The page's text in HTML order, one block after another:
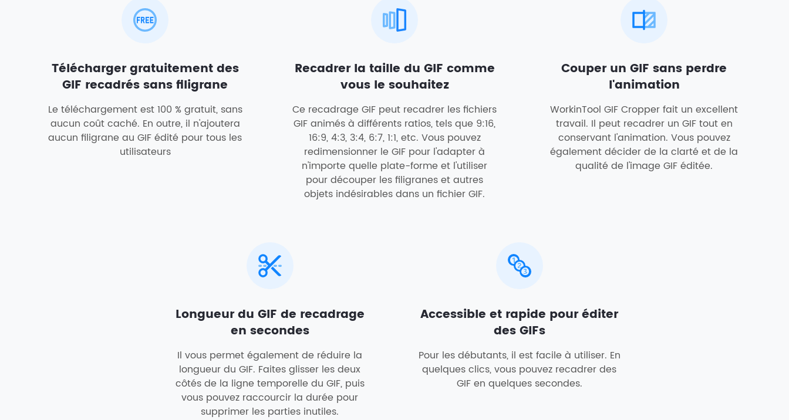
Télécharger gratuitement des
GIF recadrés sans filigrane
Le téléchargement est 100 % gratuit, sans
aucun coût caché. En outre, il n'ajoutera
aucun filigrane au GIF édité pour tous les
utilisateurs
Recadrer la taille du GIF comme
vous le souhaitez
Ce recadrage GIF peut recadrer les fichiers
GIF animés à différents ratios, tels que 9:16,
16:9, 4:3, 3:4, 6:7, 1:1, etc. Vous pouvez
redimensionner le GIF pour l'adapter à
n'importe quelle plate-forme et l'utiliser
pour découper les filigranes et autres
objets indésirables dans un fichier GIF.
Couper un GIF sans perdre
l'animation
WorkinTool GIF Cropper fait un excellent
travail. Il peut recadrer un GIF tout en
conservant l'animation. Vous pouvez
également décider de la clarté et de la
qualité de l'image GIF éditée.
Longueur du GIF de recadrage
en secondes
Il vous permet également de réduire la
longueur du GIF. Faites glisser les deux
côtés de la ligne temporelle du GIF, puis
vous pouvez raccourcir la durée pour
supprimer les parties inutiles.
Accessible et rapide pour éditer
des GIFs
Pour les débutants, il est facile à utiliser. En
quelques clics, vous pouvez recadrer des
GIF en quelques secondes.